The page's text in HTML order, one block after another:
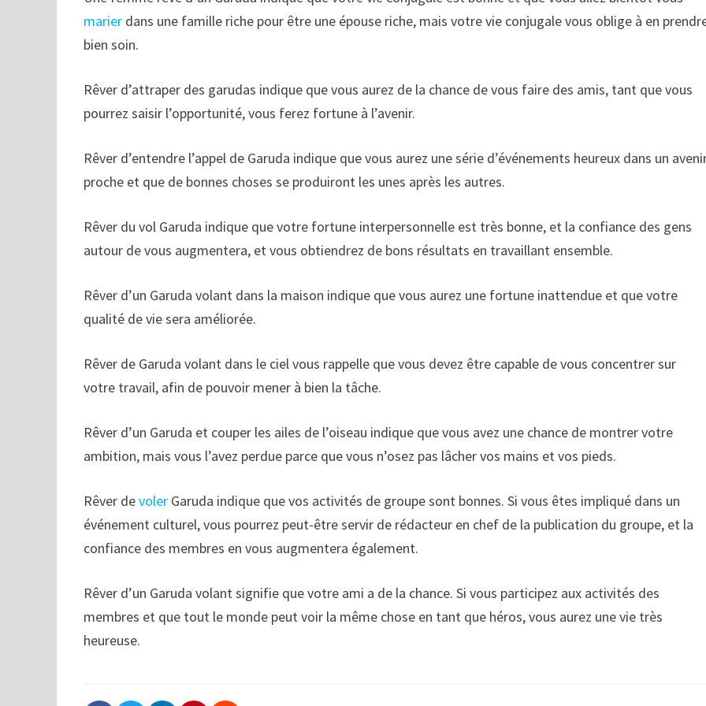
marier dans une famille riche pour être une épouse riche, mais votre vie conjugale vous oblige à en
bien soin.
Rêver d’attraper des garudas indique que vous aurez de la chance de vous faire des amis, tant que vous
pourrez saisir l’opportunité, vous ferez fortune à l’avenir.
Rêver d’entendre l’appel de Garuda indique que vous aurez une série d’événements heureux dans un
proche et que de bonnes choses se produiront les unes après les autres.
Rêver du vol Garuda indique que votre fortune interpersonnelle est très bonne, et la confiance des gens
autour de vous augmentera, et vous obtiendrez de bons résultats en travaillant ensemble.
Rêver d’un Garuda volant dans la maison indique que vous aurez une fortune inattendue et que votre
qualité de vie sera améliorée.
Rêver de Garuda volant dans le ciel vous rappelle que vous devez être capable de vous concentrer sur
votre travail, afin de pouvoir mener à bien la tâche.
Rêver d’un Garuda et couper les ailes de l’oiseau indique que vous avez une chance de montrer votre
ambition, mais vous l’avez perdue parce que vous n’osez pas lâcher vos mains et vos pieds.
Rêver devoler Garuda indique que vos activités de groupe sont bonnes. Si vous êtes impliqué dans un
événement culturel, vous pourrez peut-être servir de rédacteur en chef de la publication du groupe, et la
confiance des membres en vous augmentera également.
Rêver d’un Garuda volant signifie que votre ami a de la chance. Si vous participez aux activités des
membres et que tout le monde peut voir la même chose en tant que héros, vous aurez une vie très
heureuse.